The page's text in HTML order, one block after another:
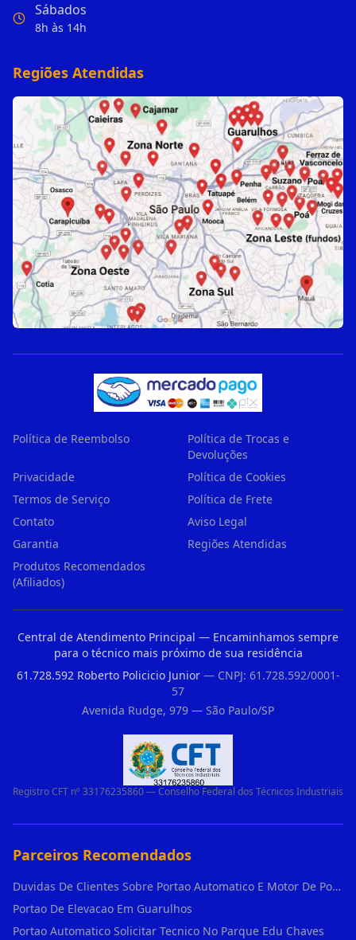
Sábados
8h às 14h
Regiões Atendidas
Política de Reembolso
Política de Trocas e
Devoluções
Privacidade
Política de Cookies
Termos de Serviço
Política de Frete
Contato
Aviso Legal
Garantia
Regiões Atendidas
Produtos Recomendados
(Afiliados)
Central de Atendimento Principal — Encaminhamos sempre
para o técnico mais próximo de sua residência
61.728.592 Roberto Policicio Junior— CNPJ: 61.728.592/0001-
57
Avenida Rudge, 979 — São Paulo/SP
Registro CFT nº 33176235860 — Conselho Federal dos Técnicos Industriais
Parceiros Recomendados
Duvidas De Clientes Sobre Portao Automatico E Motor De Portao Motor De Portao Suspenso
Portao De Elevacao Em Guarulhos
Portao Automatico Solicitar Tecnico No Parque Edu Chaves